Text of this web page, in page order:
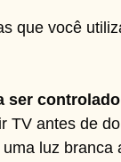
que você
TV antes de
luz